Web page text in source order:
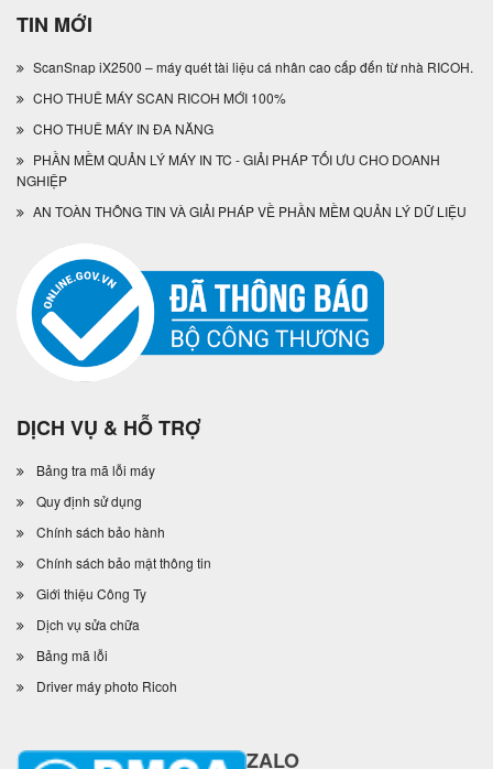
TIN MỚI
ScanSnap iX2500 – máy quét tài liệu cá nhân cao cấp đến từ nhà RICOH.
CHO THUÊ MÁY SCAN RICOH MỚI 100%
CHO THUÊ MÁY IN ĐA NĂNG
PHẦN MỀM QUẢN LÝ MÁY IN TC - GIẢI PHÁP TỐI ƯU CHO DOANH
NGHIỆP
AN TOÀN THÔNG TIN VÀ GIẢI PHÁP VỀ PHẦN MỀM QUẢN LÝ DỮ LIỆU
DỊCH VỤ & HỖ TRỢ
Bảng tra mã lỗi máy
Quy định sử dụng
Chính sách bảo hành
Chính sách bảo mật thông tin
Giới thiệu Công Ty
Dịch vụ sửa chữa
Bảng mã lỗi
Driver máy photo Ricoh
ZALO